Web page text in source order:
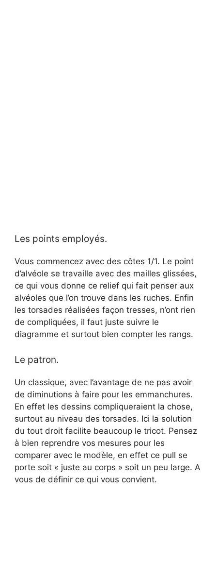
Les points employés.
Vous commencez avec des côtes 1/1. Le point
d’alvéole se travaille avec des mailles glissées,
ce qui vous donne ce relief qui fait penser aux
alvéoles que l’on trouve dans les ruches. Enfin
les torsades réalisées façon tresses, n’ont rien
de compliquées, il faut juste suivre le
diagramme et surtout bien compter les rangs.
Le patron.
Un classique, avec l’avantage de ne pas avoir
de diminutions à faire pour les emmanchures.
En effet les dessins compliqueraient la chose,
surtout au niveau des torsades. Ici la solution
du tout droit facilite beaucoup le tricot. Pensez
à bien reprendre vos mesures pour les
comparer avec le modèle, en effet ce pull se
porte soit « juste au corps » soit un peu large. A
vous de définir ce qui vous convient.